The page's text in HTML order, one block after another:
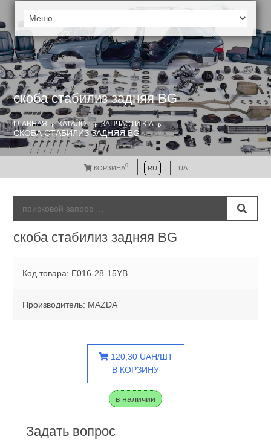
скоба стабилиз задняя BG
ГЛАВНАЯ КАТАЛОГ ЗАПЧАСТИ KIA
СКОБА СТАБИЛИЗ ЗАДНЯЯ BG
КОРЗИНА0 RU UA
скоба стабилиз задняя BG
Код товара: E016-28-15YB
Производитель: MAZDA
120,30 UAH/ШТ
В КОРЗИНУ
в наличии
Задать вопрос